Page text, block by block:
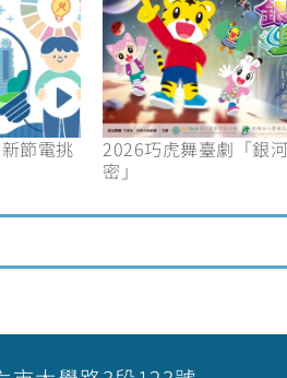
節電挑
2026巧虎舞臺劇「銀
密」